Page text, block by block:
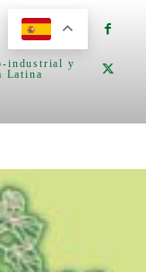
industrial y
Latina